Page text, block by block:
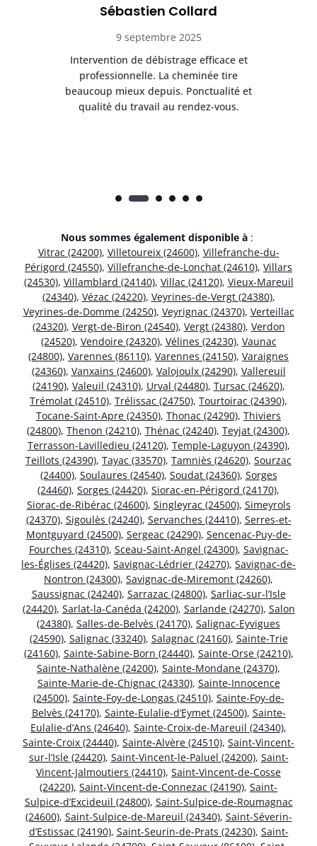
Sébastien Collard
9 septembre 2025
Intervention de débistrage efficace et
professionnelle. La cheminée tire
beaucoup mieux depuis. Ponctualité et
qualité du travail au rendez-vous.
Nous sommes également disponible à :
Vitrac (24200), Villetoureix (24600), Villefranche-du-
Périgord (24550), Villefranche-de-Lonchat (24610), Villars
(24530), Villamblard (24140), Villac (24120), Vieux-Mareuil
(24340), Vézac (24220), Veyrines-de-Vergt (24380),
Veyrines-de-Domme (24250), Veyrignac (24370), Verteillac
(24320), Vergt-de-Biron (24540), Vergt (24380), Verdon
(24520), Vendoire (24320), Vélines (24230), Vaunac
(24800), Varennes (86110), Varennes (24150), Varaignes
(24360), Vanxains (24600), Valojoulx (24290), Vallereuil
(24190), Valeuil (24310), Urval (24480), Tursac (24620),
Trémolat (24510), Trélissac (24750), Tourtoirac (24390),
Tocane-Saint-Apre (24350), Thonac (24290), Thiviers
(24800), Thenon (24210), Thénac (24240), Teyjat (24300),
Terrasson-Lavilledieu (24120), Temple-Laguyon (24390),
Teillots (24390), Tayac (33570), Tamniès (24620), Sourzac
(24400), Soulaures (24540), Soudat (24360), Sorges
(24460), Sorges (24420), Siorac-en-Périgord (24170),
Siorac-de-Ribérac (24600), Singleyrac (24500), Simeyrols
(24370), Sigoulès (24240), Servanches (24410), Serres-et-
Montguyard (24500), Sergeac (24290), Sencenac-Puy-de-
Fourches (24310), Sceau-Saint-Angel (24300), Savignac-
les-Églises (24420), Savignac-Lédrier (24270), Savignac-de-
Nontron (24300), Savignac-de-Miremont (24260),
Saussignac (24240), Sarrazac (24800), Sarliac-sur-l’Isle
(24420), Sarlat-la-Canéda (24200), Sarlande (24270), Salon
(24380), Salles-de-Belvès (24170), Salignac-Eyvigues
(24590), Salignac (33240), Salagnac (24160), Sainte-Trie
(24160), Sainte-Sabine-Born (24440), Sainte-Orse (24210),
Sainte-Nathalène (24200), Sainte-Mondane (24370),
Sainte-Marie-de-Chignac (24330), Sainte-Innocence
(24500), Sainte-Foy-de-Longas (24510), Sainte-Foy-de-
Belvès (24170), Sainte-Eulalie-d’Eymet (24500), Sainte-
Eulalie-d’Ans (24640), Sainte-Croix-de-Mareuil (24340),
Sainte-Croix (24440), Sainte-Alvère (24510), Saint-Vincent-
sur-l’Isle (24420), Saint-Vincent-le-Paluel (24200), Saint-
Vincent-Jalmoutiers (24410), Saint-Vincent-de-Cosse
(24220), Saint-Vincent-de-Connezac (24190), Saint-
Sulpice-d’Excideuil (24800), Saint-Sulpice-de-Roumagnac
(24600), Saint-Sulpice-de-Mareuil (24340), Saint-Séverin-
d’Estissac (24190), Saint-Seurin-de-Prats (24230), Saint-